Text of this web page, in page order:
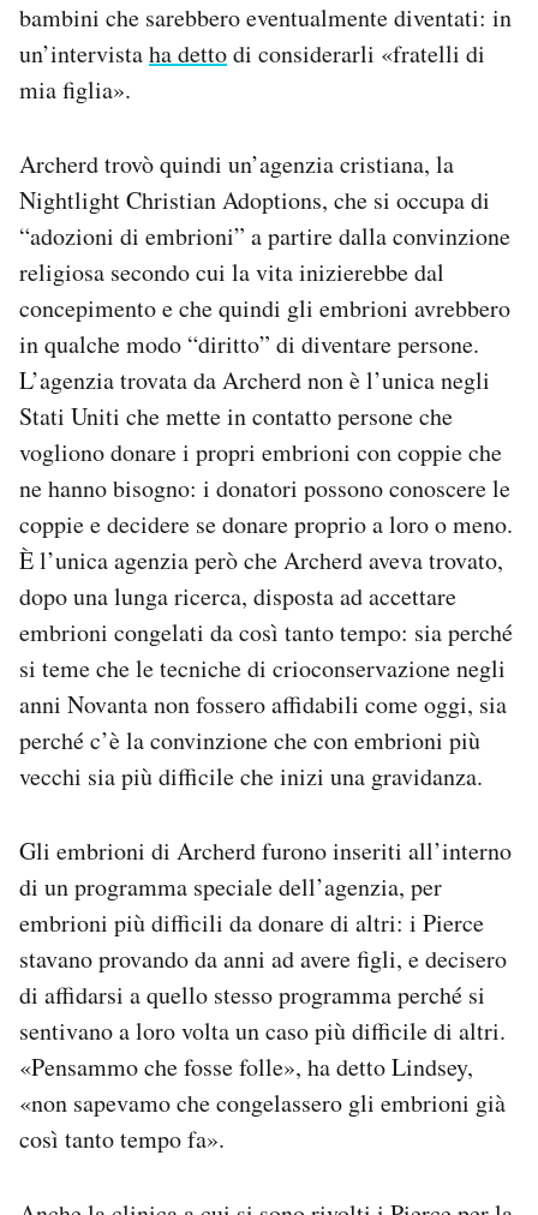
bambini che sarebbero eventualmente diventati: in
un’intervistaha dettodi considerarli «fratelli di
mia figlia».
Archerd trovò quindi un’agenzia cristiana, la
Nightlight Christian Adoptions, che si occupa di
“adozioni di embrioni” a partire dalla convinzione
religiosa secondo cui la vita inizierebbe dal
concepimento e che quindi gli embrioni avrebbero
in qualche modo “diritto” di diventare persone.
L’agenzia trovata da Archerd non è l’unica negli
Stati Uniti che mette in contatto persone che
vogliono donare i propri embrioni con coppie che
ne hanno bisogno: i donatori possono conoscere le
coppie e decidere se donare proprio a loro o meno.
È l’unica agenzia però che Archerd aveva trovato,
dopo una lunga ricerca, disposta ad accettare
embrioni congelati da così tanto tempo: sia perché
si teme che le tecniche di crioconservazione negli
anni Novanta non fossero affidabili come oggi, sia
perché c’è la convinzione che con embrioni più
vecchi sia più difficile che inizi una gravidanza.
Gli embrioni di Archerd furono inseriti all’interno
di un programma speciale dell’agenzia, per
embrioni più difficili da donare di altri: i Pierce
stavano provando da anni ad avere figli, e decisero
di affidarsi a quello stesso programma perché si
sentivano a loro volta un caso più difficile di altri.
«Pensammo che fosse folle», ha detto Lindsey,
«non sapevamo che congelassero gli embrioni già
così tanto tempo fa».